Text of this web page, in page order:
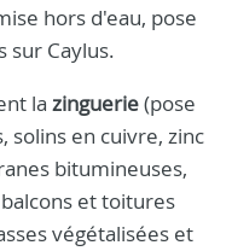
hors d'eau, pose
sur Caylus.
la zinguerie(pose
solins en cuivre, zinc
bitumineuses,
et toitures
végétalisées et